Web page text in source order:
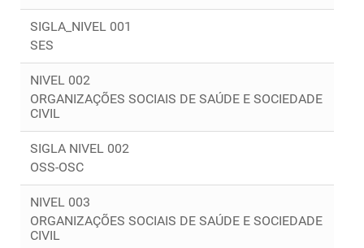
SIGLA_NIVEL 001
SES
NIVEL 002
ORGANIZAÇÕES SOCIAIS DE SAÚDE E SOCIEDADE
CIVIL
SIGLA NIVEL 002
OSS-OSC
NIVEL 003
ORGANIZAÇÕES SOCIAIS DE SAÚDE E SOCIEDADE
CIVIL